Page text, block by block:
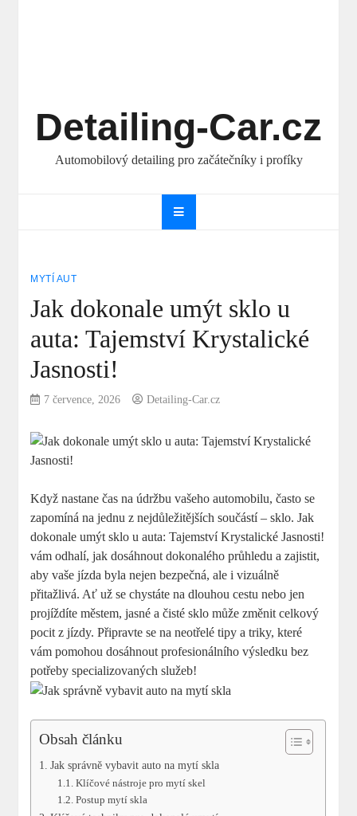
Detailing-Car.cz
Automobilový detailing pro začátečníky i profíky
MYTÍ AUT
Jak dokonale umýt sklo u
auta: Tajemství Krystalické
Jasnosti!
7 července, 2026 Detailing-Car.cz
Když nastane čas na údržbu vašeho automobilu, často se
zapomíná na jednu z nejdůležitějších součástí – sklo. Jak
dokonale umýt sklo u auta: Tajemství Krystalické Jasnosti!
vám odhalí, jak dosáhnout dokonalého průhledu a zajistit,
aby vaše jízda byla nejen bezpečná, ale i vizuálně
přitažlivá. Ať už se chystáte na dlouhou cestu nebo jen
projíždíte městem, jasné a čisté sklo může změnit celkový
pocit z jízdy. Připravte se na neotřelé tipy a triky, které
vám pomohou dosáhnout profesionálního výsledku bez
potřeby specializovaných služeb!
Obsah článku
Jak správně vybavit auto na mytí skla
Klíčové nástroje pro mytí skel
Postup mytí skla